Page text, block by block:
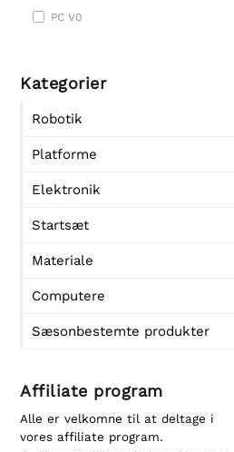
PC V0
Kategorier
Robotik
Platforme
Elektronik
Startsæt
Materiale
Computere
Sæsonbestemte produkter
Affiliate program
Alle er velkomne til at deltage i
vores affiliate program.